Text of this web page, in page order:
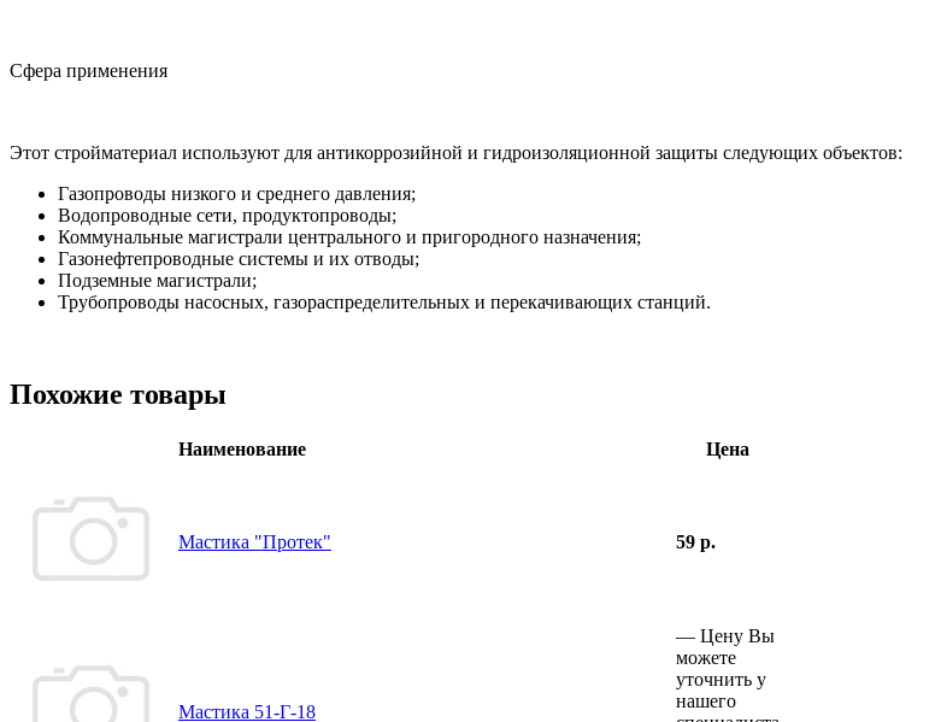
Сфера применения
Этот стройматериал используют для антикоррозийной и гидроизоляционной защиты следующих объектов:
Газопроводы низкого и среднего давления;
Водопроводные сети, продуктопроводы;
Коммунальные магистрали центрального и пригородного назначения;
Газонефтепроводные системы и их отводы;
Подземные магистрали;
Трубопроводы насосных, газораспределительных и перекачивающих станций.
Похожие товары
Наименование Цена
Мастика "Протек" 59 р.
Мастика 51-Г-18
— Цену Вы
можете
уточнить у
нашего